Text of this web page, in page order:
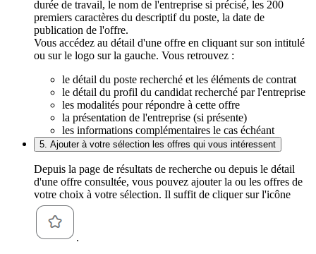
durée de travail, le nom de l'entreprise si précisé, les 200
premiers caractères du descriptif du poste, la date de
publication de l'offre.
Vous accédez au détail d'une offre en cliquant sur son intitulé
ou sur le logo sur la gauche. Vous retrouvez :
le détail du poste recherché et les éléments de contrat
le détail du profil du candidat recherché par l'entreprise
les modalités pour répondre à cette offre
la présentation de l'entreprise (si présente)
les informations complémentaires le cas échéant
5. Ajouter à votre sélection les offres qui vous intéressent
Depuis la page de résultats de recherche ou depuis le détail
d'une offre consultée, vous pouvez ajouter la ou les offres de
votre choix à votre sélection. Il suffit de cliquer sur l'icône
.